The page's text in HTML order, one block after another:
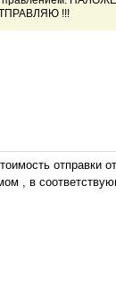
!!!
, в